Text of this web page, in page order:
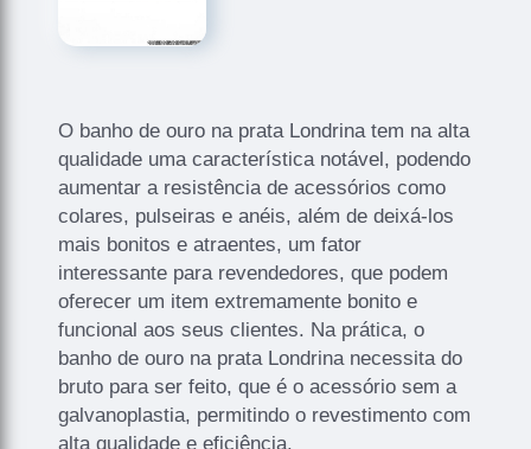
O banho de ouro na prata Londrina tem na alta
qualidade uma característica notável, podendo
aumentar a resistência de acessórios como
colares, pulseiras e anéis, além de deixá-los
mais bonitos e atraentes, um fator
interessante para revendedores, que podem
oferecer um item extremamente bonito e
funcional aos seus clientes. Na prática, o
banho de ouro na prata Londrina necessita do
bruto para ser feito, que é o acessório sem a
galvanoplastia, permitindo o revestimento com
alta qualidade e eficiência.